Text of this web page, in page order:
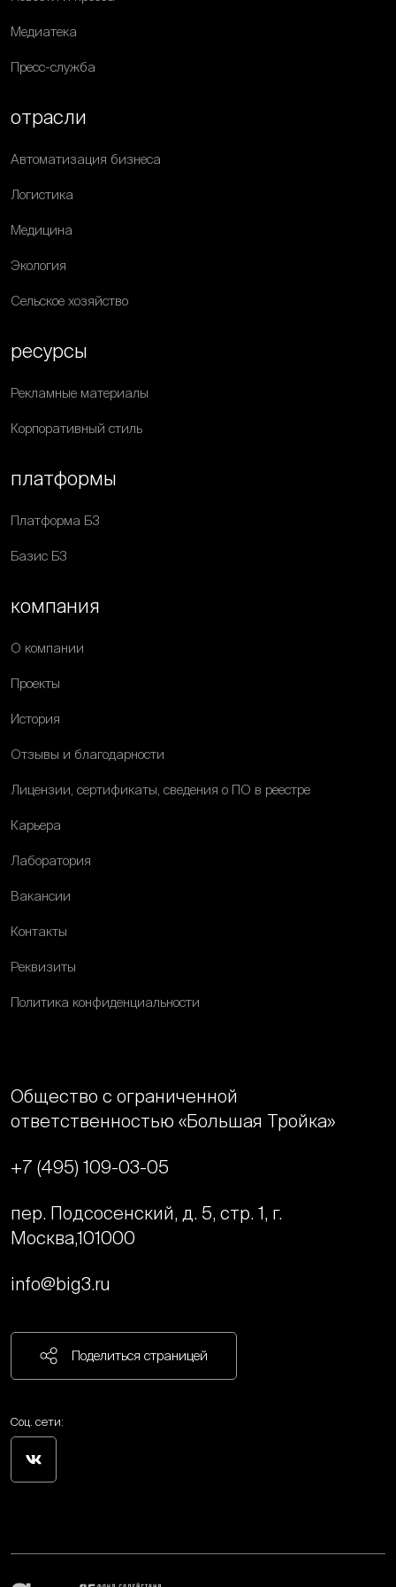
Медиатека
Пресс-служба
отрасли
Автоматизация бизнеса
Логистика
Медицина
Экология
Сельское хозяйство
ресурсы
Рекламные материалы
Корпоративный стиль
платформы
Платформа Б3
Базис Б3
компания
О компании
Проекты
История
Отзывы и благодарности
Лицензии, сертификаты, сведения о ПО в реестре
Карьера
Лаборатория
Вакансии
Контакты
Реквизиты
Политика конфиденциальности
Общество с ограниченной
ответственностью «Большая Тройка»
+7 (495) 109-03-05
пер. Подсосенский, д. 5, стр. 1, г.
Москва,101000
info@big3.ru
Поделиться страницей
Соц. сети: